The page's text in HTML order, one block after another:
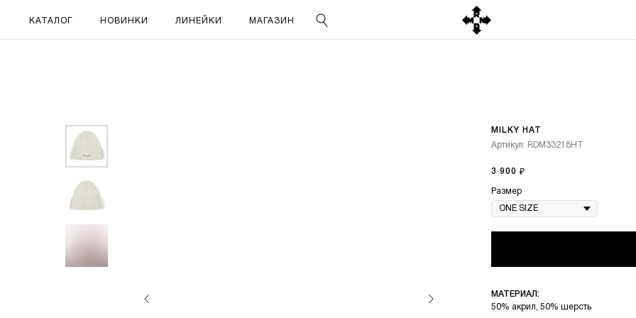
НОВИНКИ ЛИНЕЙКИ МАГАЗИН
КАТАЛОГ
MILKY HAT
Артикул: RDM33218HT
3 900 ₽
Размер
МАТЕРИАЛ:
50% акрил, 50% шерсть